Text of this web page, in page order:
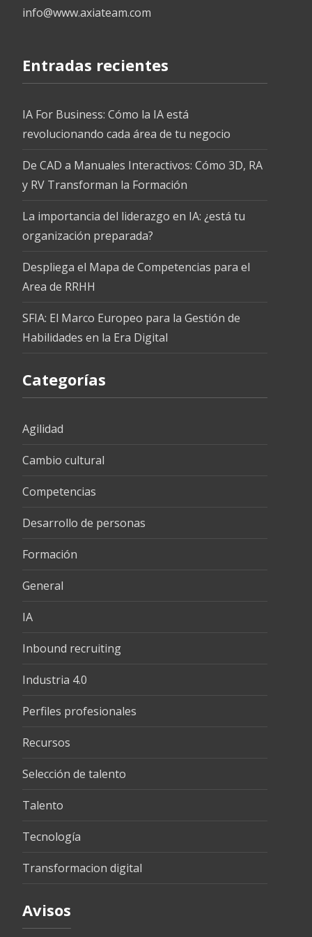
info@www.axiateam.com
Entradas recientes
IA For Business: Cómo la IA está
revolucionando cada área de tu negocio
De CAD a Manuales Interactivos: Cómo 3D, RA
y RV Transforman la Formación
La importancia del liderazgo en IA: ¿está tu
organización preparada?
Despliega el Mapa de Competencias para el
Area de RRHH
SFIA: El Marco Europeo para la Gestión de
Habilidades en la Era Digital
Categorías
Agilidad
Cambio cultural
Competencias
Desarrollo de personas
Formación
General
IA
Inbound recruiting
Industria 4.0
Perfiles profesionales
Recursos
Selección de talento
Talento
Tecnología
Transformacion digital
Avisos